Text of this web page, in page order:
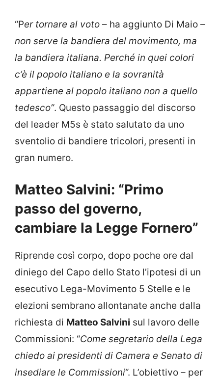
“Per tornare al voto – ha aggiunto Di Maio –
non serve la bandiera del movimento, ma
la bandiera italiana. Perché in quei colori
c’è il popolo italiano e la sovranità
appartiene al popolo italiano non a quello
tedesco”. Questo passaggio del discorso
del leader M5s è stato salutato da uno
sventolio di bandiere tricolori, presenti in
gran numero.
Matteo Salvini: “Primo
passo del governo,
cambiare la Legge Fornero”
Riprende così corpo, dopo poche ore dal
diniego del Capo dello Stato l’ipotesi di un
esecutivo Lega-Movimento 5 Stelle e le
elezioni sembrano allontanate anche dalla
richiesta di Matteo Salvini sul lavoro delle
Commissioni: “Come segretario della Lega
chiedo ai presidenti di Camera e Senato di
insediare le Commissioni“. L’obiettivo – per